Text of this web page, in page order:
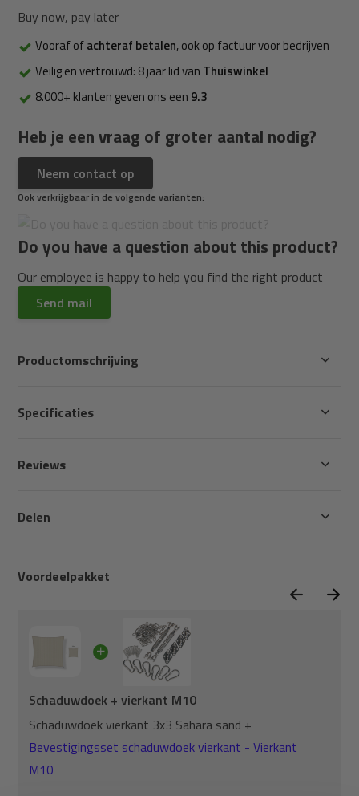
Buy now, pay later
Vooraf ofachteraf betalen, ook op factuur voor bedrijven
Veilig en vertrouwd: 8 jaar lid van Thuiswinkel
8.000+ klanten geven ons een 9.3
Heb je een vraag of groter aantal nodig?
Neem contact op
Ook verkrijgbaar in de volgende varianten:
Do you have a question about this product?
Our employee is happy to help you find the right product
Send mail
Voordeelpakket
Schaduwdoek + vierkant M10
Schaduwdoek vierkant 3x3 Sahara sand +
Bevestigingsset schaduwdoek vierkant - Vierkant
M10
Productomschrijving
Specificaties
Reviews
Delen